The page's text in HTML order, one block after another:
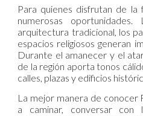
Para quienes disfrutan de la
numerosas
arquitectura tradicional, los
espacios religiosos generan
Durante el amanecer y el
de la región aporta tonos
calles, plazas y edificios
La mejor manera de conocer
a caminar, conversar con